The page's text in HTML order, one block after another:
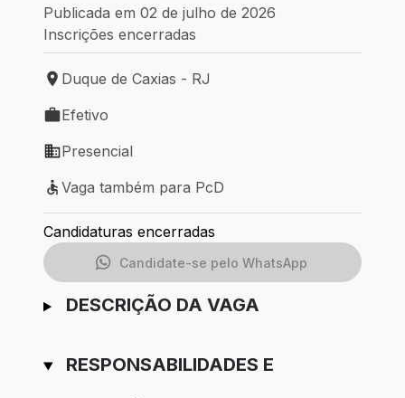
Publicada em 02 de julho de 2026
Inscrições encerradas
Local de trabalho: Duque de Caxias - RJ
Duque de Caxias - RJ
Tipo de vaga: Efetivo
Efetivo
Modelo de trabalho: Presencial
Presencial
Vaga também para PcD
Vaga também para PcD
Candidaturas encerradas
Candidate-se pelo WhatsApp
DESCRIÇÃO DA VAGA
RESPONSABILIDADES E